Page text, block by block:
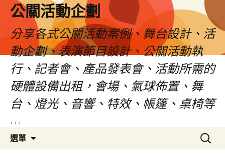
公關活動企劃
分享各式公關活動案例、舞台設計、活
動企劃、表演節目設計、公關活動執
行、記者會、產品發表會、活動所需的
硬體設備出租，會場、氣球佈置、舞
台、燈光、音響、特效、帳篷、桌椅等
…
選單
搜
尋